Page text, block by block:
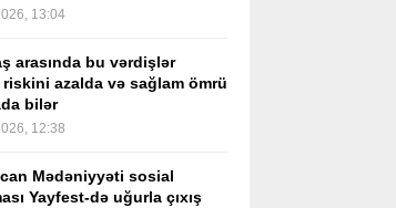
13:04
arasında bu vərdişlər
azalda və sağlam ömrü
bilər
12:38
Mədəniyyəti sosial
Yayfest-də uğurla çıxış